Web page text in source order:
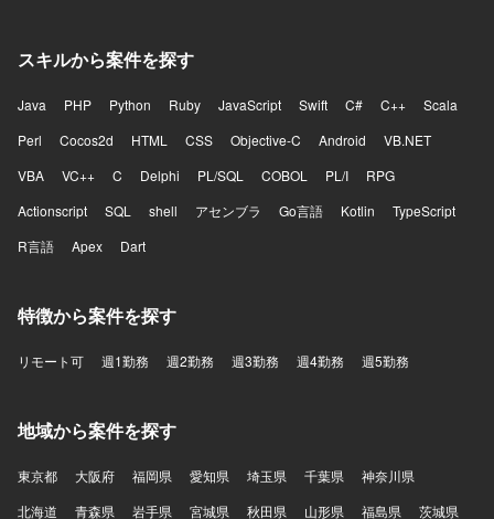
スキルから案件を探す
Java PHP Python Ruby JavaScript Swift C# C++
Scala
Perl
Cocos2d HTML CSS Objective-C Android
VB.NET
VBA
VC++ C Delphi PL/SQL COBOL PL/I
RPG
Actionscript
SQL shell アセンブラ Go言語 Kotlin
TypeScript
R言語
Apex Dart
特徴から案件を探す
リモート可 週1勤務 週2勤務 週3勤務 週4勤務 週5勤務
地域から案件を探す
東京都 大阪府 福岡県 愛知県 埼玉県 千葉県
神奈川県
北海道
青森県 岩手県 宮城県 秋田県 山形県 福島県 茨城県